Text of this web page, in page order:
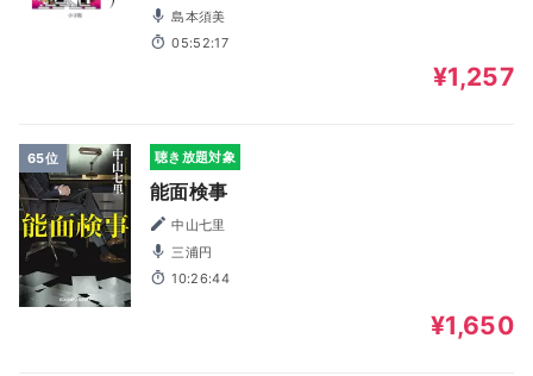
島本須美
05:52:17
¥1,257
65位 聴き放題対象
能面検事
中山七里
三浦円
10:26:44
¥1,650